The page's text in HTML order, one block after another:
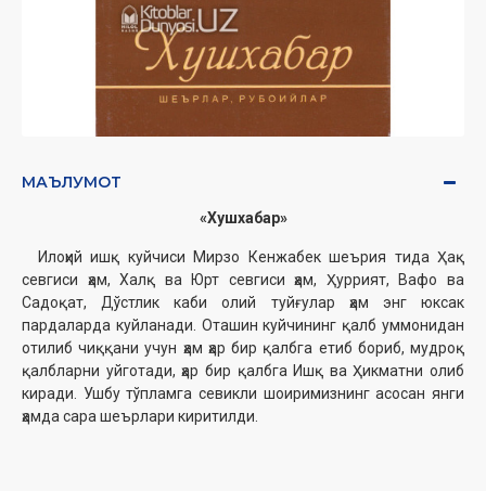
МАЪЛУМОТ
«Хушхабар»
Илоҳий ишқ куйчиси Мирзо Кенжабек шеърия тида Ҳақ
севгиси ҳам, Халқ ва Юрт севгиси ҳам, Ҳуррият, Вафо ва
Садоқат, Дўстлик каби олий туйғулар ҳам энг юксак
пардаларда куйланади. Оташин куйчининг қалб уммонидан
отилиб чиққани учун ҳам ҳар бир қалбга етиб бориб, мудроқ
қалбларни уйготади, ҳар бир қалбга Ишқ ва Ҳикматни олиб
киради. Ушбу тўпламга севикли шоиримизнинг асосан янги
ҳамда сара шеърлари киритилди.